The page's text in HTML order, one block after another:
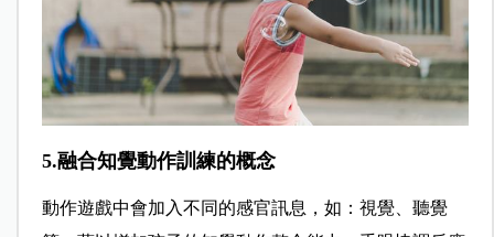
5.融合知覺動作訓練的概念
動作遊戲中會加入不同的感官訊息，如：視覺、聽覺